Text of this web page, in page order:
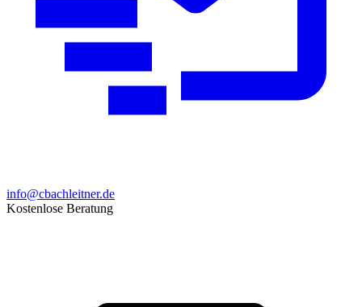
info@cbachleitner.de
Kostenlose Beratung